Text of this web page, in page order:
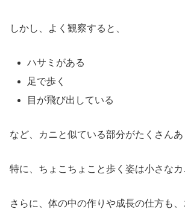
しかし、よく観察すると、
ハサミがある
足で歩く
目が飛び出している
など、カニと似ている部分がたくさんあ
特に、ちょこちょこと歩く姿は小さなカ
さらに、体の中の作りや成長の仕方も